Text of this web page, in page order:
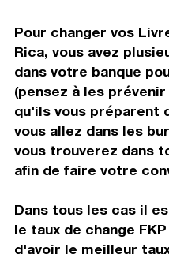
Pour changer vos
Rica, vous avez
dans votre banque
(pensez à les prévenir
qu'ils vous préparent
vous allez dans les
vous trouverez dans
afin de faire votre
Dans tous les cas il
le taux de change
d'avoir le meilleur